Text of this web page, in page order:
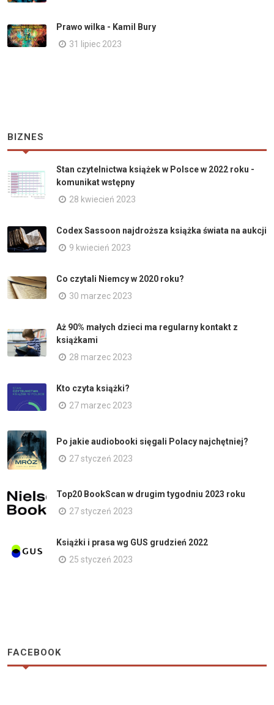
Prawo wilka - Kamil Bury
31 lipiec 2023
BIZNES
Stan czytelnictwa książek w Polsce w 2022 roku -
komunikat wstępny
28 kwiecień 2023
Codex Sassoon najdroższa książka świata na aukcji
9 kwiecień 2023
Co czytali Niemcy w 2020 roku?
30 marzec 2023
Aż 90% małych dzieci ma regularny kontakt z
książkami
28 marzec 2023
Kto czyta książki?
27 marzec 2023
Po jakie audiobooki sięgali Polacy najchętniej?
27 styczeń 2023
Top20 BookScan w drugim tygodniu 2023 roku
27 styczeń 2023
Książki i prasa wg GUS grudzień 2022
25 styczeń 2023
FACEBOOK